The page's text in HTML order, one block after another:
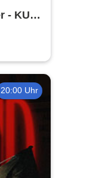
- KULT
20:00 Uhr